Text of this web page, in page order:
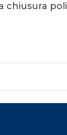
chiusura poli